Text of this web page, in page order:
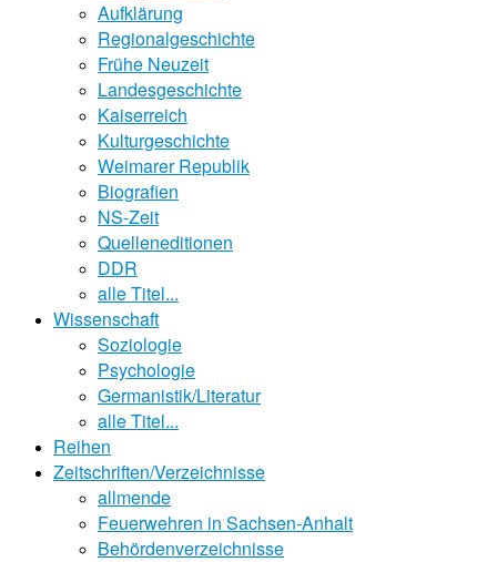
Aufklärung
Regionalgeschichte
Frühe Neuzeit
Landesgeschichte
Kaiserreich
Kulturgeschichte
Weimarer Republik
Biografien
NS-Zeit
Quelleneditionen
DDR
alle Titel...
Wissenschaft
Soziologie
Psychologie
Germanistik/Literatur
alle Titel...
Reihen
Zeitschriften/Verzeichnisse
allmende
Feuerwehren in Sachsen-Anhalt
Behördenverzeichnisse